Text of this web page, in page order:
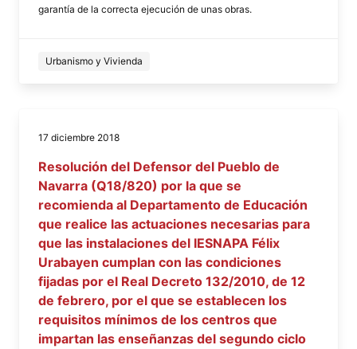
garantía de la correcta ejecución de unas obras.
Urbanismo y Vivienda
17 diciembre 2018
Resolución del Defensor del Pueblo de
Navarra (Q18/820) por la que se
recomienda al Departamento de Educación
que realice las actuaciones necesarias para
que las instalaciones del IESNAPA Félix
Urabayen cumplan con las condiciones
fijadas por el Real Decreto 132/2010, de 12
de febrero, por el que se establecen los
requisitos mínimos de los centros que
impartan las enseñanzas del segundo ciclo